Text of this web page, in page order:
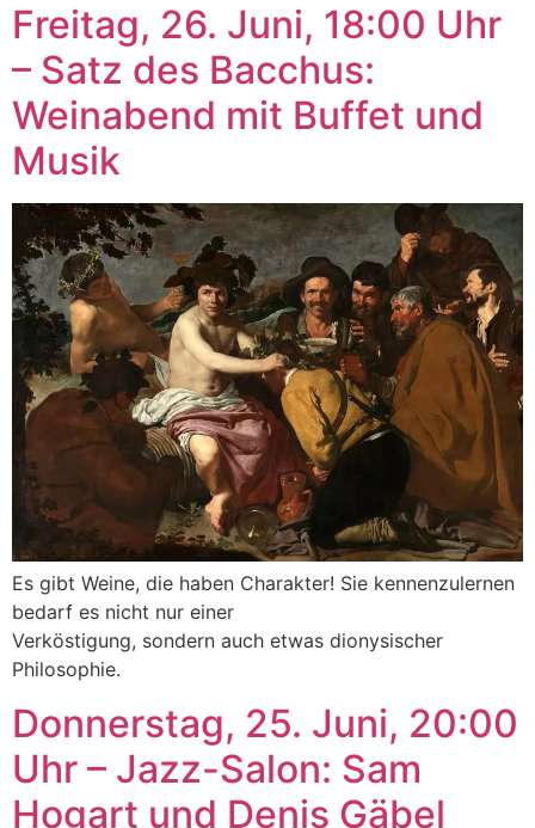
Freitag, 26. Juni, 18:00 Uhr
– Satz des Bacchus:
Weinabend mit Buffet und
Musik
Es gibt Weine, die haben Charakter! Sie kennenzulernen
bedarf es nicht nur einer
Verköstigung, sondern auch etwas dionysischer
Philosophie.
Donnerstag, 25. Juni, 20:00
Uhr – Jazz-Salon: Sam
Hogart und Denis Gäbel